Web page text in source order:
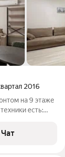
2016
на 9 этаже
есть:
Чат